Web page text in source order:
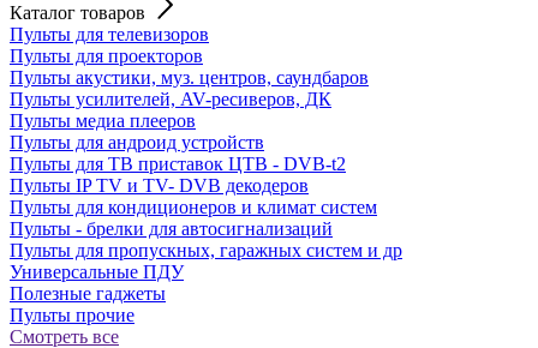
Каталог товаров
Пульты для телевизоров
Пульты для проекторов
Пульты акустики, муз. центров, саундбаров
Пульты усилителей, AV-ресиверов, ДК
Пульты медиа плееров
Пульты для андроид устройств
Пульты для ТВ приставок ЦТВ - DVB-t2
Пульты IP TV и TV- DVB декодеров
Пульты для кондиционеров и климат систем
Пульты - брелки для автосигнализаций
Пульты для пропускных, гаражных систем и др
Универсальные ПДУ
Полезные гаджеты
Пульты прочие
Смотреть все